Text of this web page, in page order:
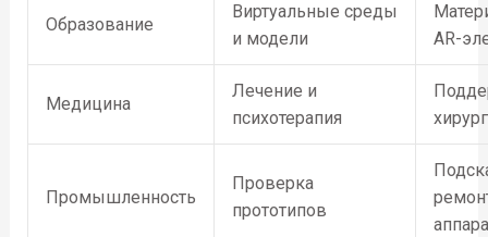
Образование
Виртуальные среды
и модели
AR-
Медицина
Лечение и
психотерапия
Промышленность
Проверка
прототипов